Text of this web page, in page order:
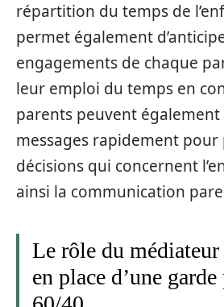
répartition du temps de
permet également
engagements de chaque
leur emploi du temps en
parents peuvent également
messages rapidement
décisions qui concernent
ainsi la communication
Le rôle du
en place d’une garde